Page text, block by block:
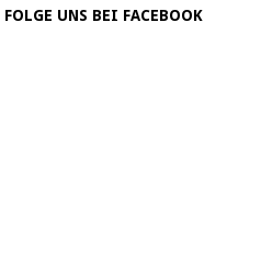
FOLGE UNS BEI FACEBOOK